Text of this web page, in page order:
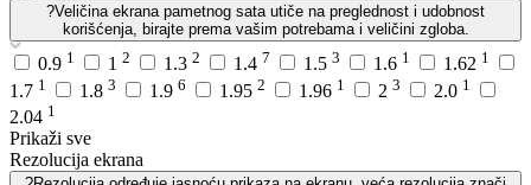
?Veličina ekrana pametnog sata utiče na preglednost i udobnost
korišćenja, birajte prema vašim potrebama i veličini zgloba.
0.9 1 1 2 1.3 2 1.4 7 1.5 3 1.6 1 1.62 1
1.7 1 1.8 3 1.9 6 1.95 2 1.96 1 2 3 2.0 1
2.04 1
Prikaži sve
Rezolucija ekrana